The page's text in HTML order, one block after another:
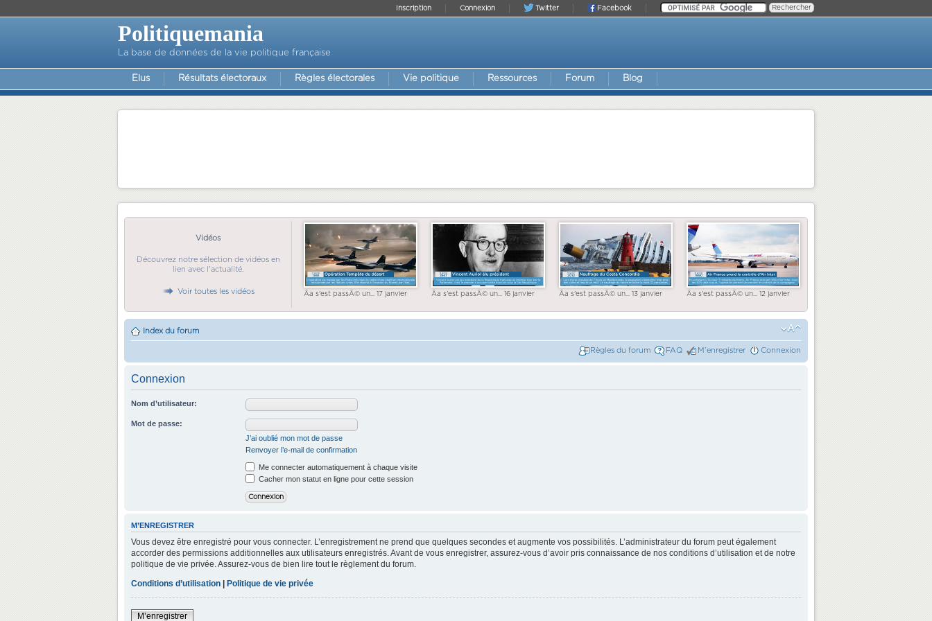
Facebook
Twitter
Connexion
Inscription
Politiquemania
La base de données de la vie politique française
Elus Résultats électoraux Règles électorales Vie politique Ressources Forum Blog
Vidéos
Découvrez notre sélection de vidéos en
lien avec l'actualité.
Voir toutes les vidéos Ãa s'est passÃ© un... 17 janvier Ãa s'est passÃ© un... 16 janvier Ãa s'est passÃ© un... 13 janvier Ãa s'est passÃ© un... 12 janvier
Index du forum
Règles du forum FAQ M’enregistrer Connexion
Connexion
Nom d’utilisateur:
Mot de passe:
J’ai oublié mon mot de passe
Renvoyer l’e-mail de confirmation
Me connecter automatiquement à chaque visite
Cacher mon statut en ligne pour cette session
M’ENREGISTRER
Vous devez être enregistré pour vous connecter. L’enregistrement ne prend que quelques secondes et augmente vos possibilités. L’administrateur du forum peut également
accorder des permissions additionnelles aux utilisateurs enregistrés. Avant de vous enregistrer, assurez-vous d’avoir pris connaissance de nos conditions d’utilisation et de notre
politique de vie privée. Assurez-vous de bien lire tout le règlement du forum.
Conditions d’utilisation | Politique de vie privée
M’enregistrer